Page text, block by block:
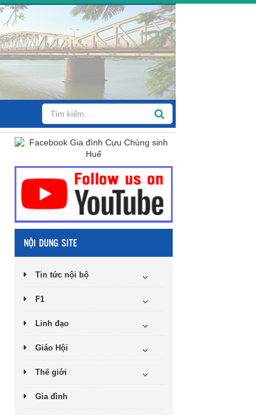
NỘI DUNG SITE
Tin tức nội bộ
F1
Linh đạo
Giáo Hội
Thế giới
Gia đình